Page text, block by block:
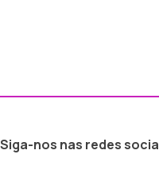
Siga-nos nas redes